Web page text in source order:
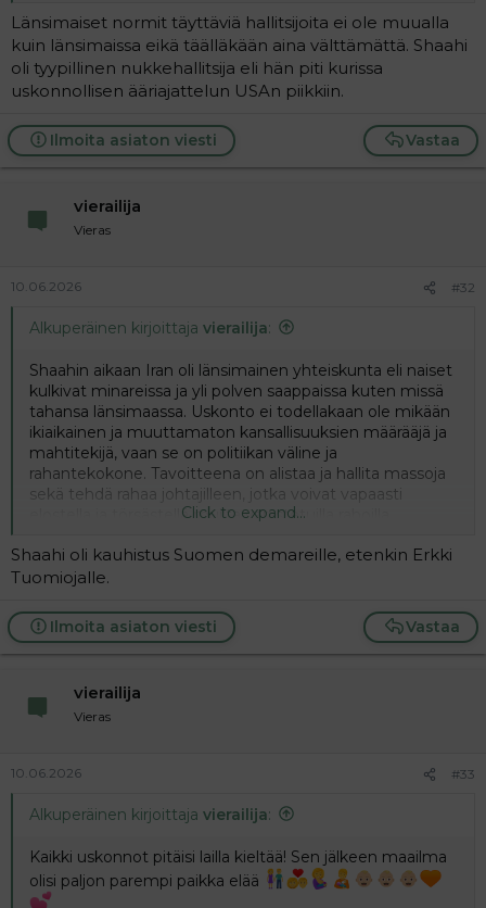
Länsimaiset normit täyttäviä hallitsijoita ei ole muualla
kuin länsimaissa eikä täälläkään aina välttämättä. Shaahi
oli tyypillinen nukkehallitsija eli hän piti kurissa
uskonnollisen ääriajattelun USAn piikkiin.
Vastaa
Ilmoita asiaton viesti
vierailija
Vieras
10.06.2026 #32
Alkuperäinen kirjoittaja vierailija:
Shaahin aikaan Iran oli länsimainen yhteiskunta eli naiset
kulkivat minareissa ja yli polven saappaissa kuten missä
tahansa länsimaassa. Uskonto ei todellakaan ole mikään
ikiaikainen ja muuttamaton kansallisuuksien määrääjä ja
mahtitekijä, vaan se on politiikan väline ja
rahantekokone. Tavoitteena on alistaa ja hallita massoja
sekä tehdä rahaa johtajilleen, jotka voivat vapaasti
elostella ja törsästellä muilta varastetuilla rahoilla.
Click to expand...
Shaahi oli kauhistus Suomen demareille, etenkin Erkki
Tuomiojalle.
Vastaa
Ilmoita asiaton viesti
vierailija
Vieras
10.06.2026 #33
Alkuperäinen kirjoittaja vierailija:
Kaikki uskonnot pitäisi lailla kieltää! Sen jälkeen maailma
olisi paljon parempi paikka elää